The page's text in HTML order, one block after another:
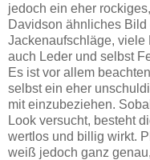
jedoch ein eher
Davidson ähnliches
Jackenaufschläge,
auch Leder und selbst
Es ist vor allem
selbst ein eher
mit einzubeziehen.
Look versucht, besteht
wertlos und billig wirkt.
weiß jedoch ganz